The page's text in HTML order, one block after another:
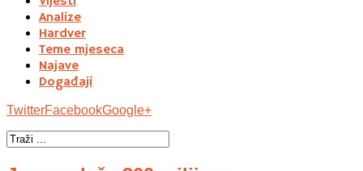
Analize
Hardver
Teme mjeseca
Najave
Događaji
TwitterFacebookGoogle+